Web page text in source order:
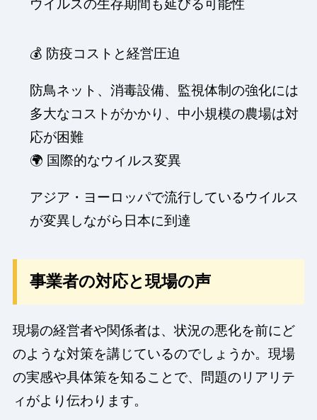
ウイルスの生存期間も延びる可能性
💰 防疫コストと経営圧迫
防鳥ネット、消毒設備、監視体制の強化には
多大なコストがかかり、中小規模の農場は対
応が困難
🌍 国際的なウイルス変異
アジア・ヨーロッパで流行しているウイルス
が変異しながら日本に到達
事業者の対応と現場の声
現場の経営者や関係者は、状況の悪化を前にど
のような対策を講じているのでしょうか。現場
の実感や具体策を知ることで、問題のリアリテ
ィがより伝わります。